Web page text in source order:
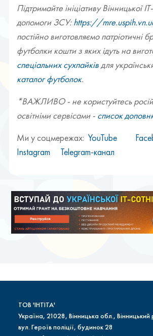
Підтримайте ініціативу Вінницької
допомоги ЗСУ:https://
постійно виготовляємо патріотичні
футболки кошти з яких ідуть на
спеціальних сухпайківдля
каталог футболок.
*ВАЖЛИВО - не користуйтесь
освітніми сервісами - список
Ми у соцмережах: YouTube
Instagram
Telegram-канал
ТОВ 'ІНТІТА'
Україна, 21028, Вінницька обл., Вінницький
вул. Героїв поліції, будинок 28